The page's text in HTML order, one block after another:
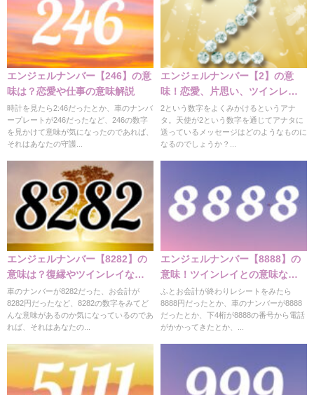
エンジェルナンバー【246】の意
味は？恋愛や仕事の意味解説
時計を見たら2:46だったとか、車のナンバ
ープレートが246だったなど、246の数字
を見かけて意味が気になったのであれば、
それはあなたの守護...
エンジェルナンバー【2】の意
味！恋愛、片思い、ツインレ
イ、金運など
2という数字をよくみかけるというアナ
タ。天使が2という数字を通じてアナタに
送っているメッセージはどのようなものに
なるのでしょうか？...
エンジェルナンバー【8282】の
意味は？復縁やツインレイなど
の意味
車のナンバーが8282だった、お会計が
8282円だったなど、8282の数字をみてど
んな意味があるのか気になっているのであ
れば、それはあなたの...
エンジェルナンバー【8888】の
意味！ツインレイとの意味など
解説
ふとお会計が終わりレシートをみたら
8888円だったとか、車のナンバーが8888
だったとか、下4桁が8888の番号から電話
がかかってきたとか、...